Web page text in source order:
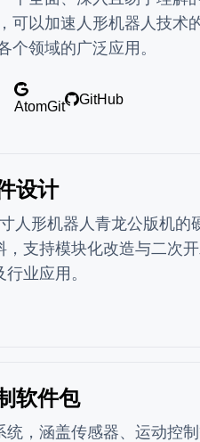
可以加速人形机器人技术
个领域的广泛应用。
AtomGit GitHub
设计
人形机器人青龙公版机的
，支持模块化改造与二次
业应用。
软件包
统，涵盖传感器、运动控